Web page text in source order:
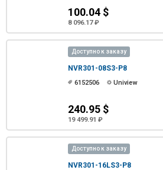
100.04 $
8 096.17 ₽
Доступно к заказу
NVR301-08S3-P8
6152506 Uniview
240.95 $
19 499.91 ₽
Доступно к заказу
NVR301-16LS3-P8